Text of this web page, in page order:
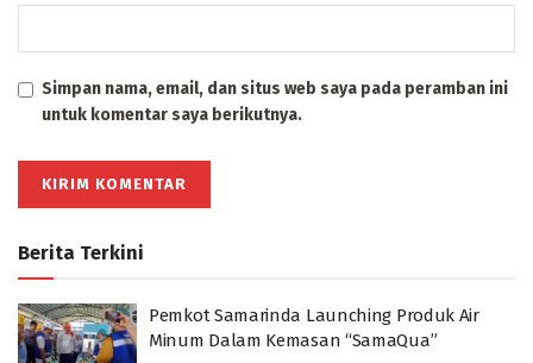
Simpan nama, email, dan situs web saya pada peramban ini
untuk komentar saya berikutnya.
Berita Terkini
Pemkot Samarinda Launching Produk Air
Minum Dalam Kemasan “SamaQua”